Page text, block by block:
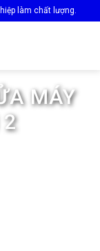
làm chất lượng.
MÁY
2